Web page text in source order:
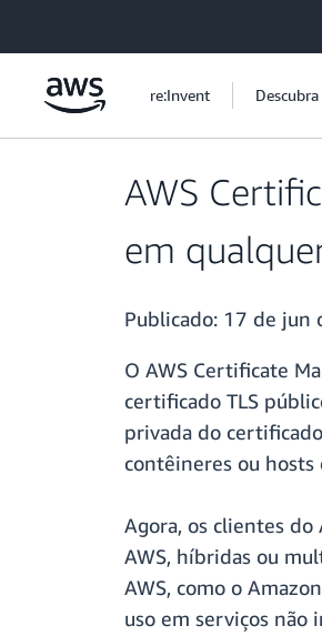
re:Invent
AWS
em
Publicado: 17 de jun
O AWS Certificate
certificado TLS
privada do
contêineres ou hosts
Agora, os clientes
AWS, híbridas ou
AWS, como o
uso em serviços não